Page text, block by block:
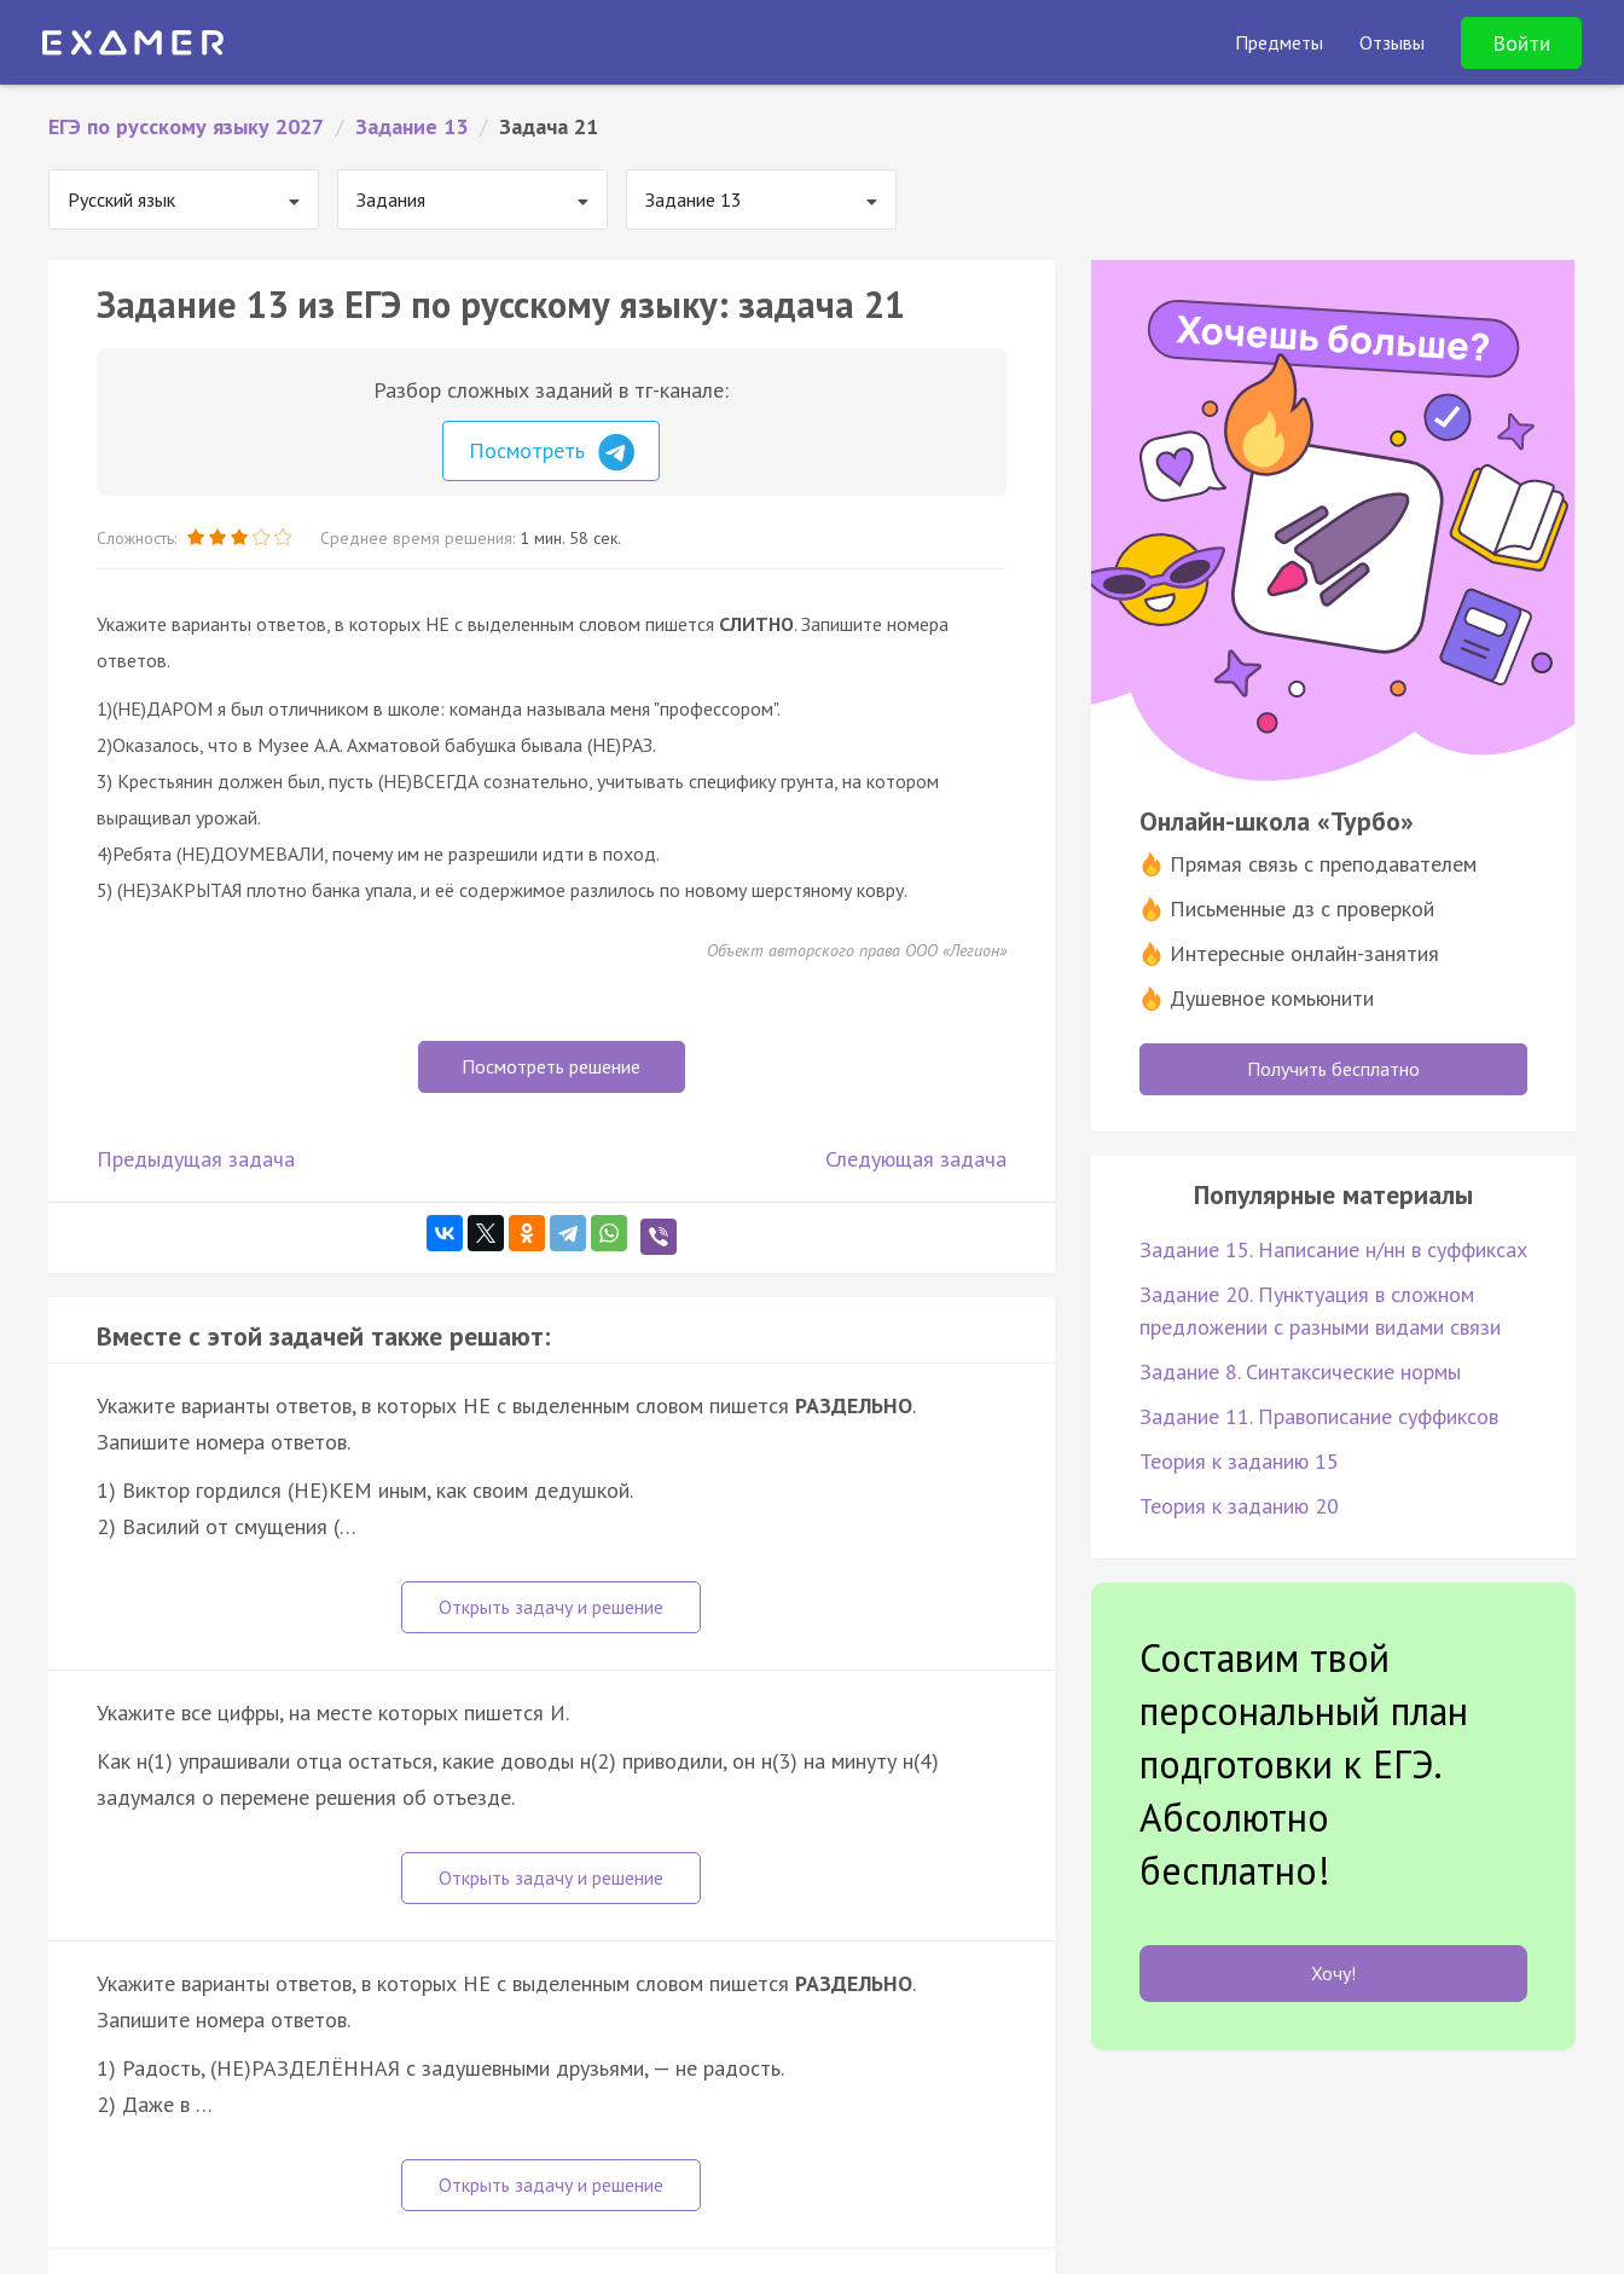
Предметы Отзывы Войти
ЕГЭ по русскому языку 2027 / Задание 13 / Задача 21
Русский язык Задания Задание 13
Задание 13 из ЕГЭ по русскому языку: задача 21
Разбор сложных заданий в тг-канале:
Посмотреть
Сложность: Среднее время решения: 1 мин. 58 сек.
Укажите варианты ответов, в которых НЕ с выделенным словом пишется СЛИТНО. Запишите номера
ответов.
1)(НЕ)ДАРОМ я был отличником в школе: команда называла меня "профессором".
2)Оказалось, что в Музее А.А. Ахматовой бабушка бывала (НЕ)РАЗ.
3) Крестьянин должен был, пусть (НЕ)ВСЕГДА сознательно, учитывать специфику грунта, на котором
выращивал урожай.
4)Ребята (НЕ)ДОУМЕВАЛИ, почему им не разрешили идти в поход.
5) (НЕ)ЗАКРЫТАЯ плотно банка упала, и её содержимое разлилось по новому шерстяному ковру.
Объект авторского права ООО «Легион»
Посмотреть решение
Предыдущая задача Следующая задача
Вместе с этой задачей также решают:
Укажите варианты ответов, в которых НЕ с выделенным словом пишется РАЗДЕЛЬНО.
Запишите номера ответов.
1) Виктор гордился (НЕ)КЕМ иным, как своим дедушкой.
2) Василий от смущения (…
Укажите все цифры, на месте которых пишется И.
Как н(1) упрашивали отца остаться, какие доводы н(2) приводили, он н(3) на минуту н(4)
задумался о перемене решения об отъезде.
Укажите варианты ответов, в которых НЕ с выделенным словом пишется РАЗДЕЛЬНО.
Запишите номера ответов.
1) Радость, (НЕ)РАЗДЕЛЁННАЯ с задушевными друзьями, — не радость.
2) Даже в …
Онлайн-школа «Турбо»
Прямая связь с преподавателем
Письменные дз с проверкой
Интересные онлайн-занятия
Душевное комьюнити
Получить бесплатно
Популярные материалы
Задание 15. Написание н/нн в суффиксах
Задание 20. Пунктуация в сложном
предложении с разными видами связи
Задание 8. Синтаксические нормы
Задание 11. Правописание суффиксов
Теория к заданию 15
Теория к заданию 20
Составим твой
персональный план
подготовки к ЕГЭ.
Абсолютно
бесплатно!
Хочу!